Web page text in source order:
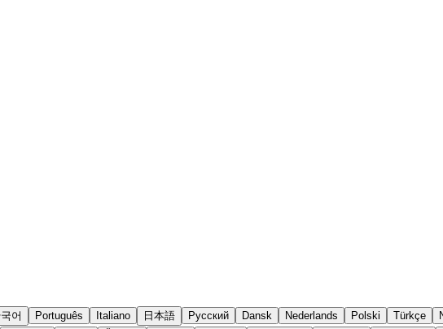
어 Português Italiano 日本語 Русский Dansk Nederlands Polski Türkçe